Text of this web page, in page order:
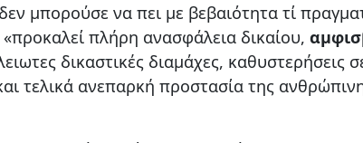
μπορούσε να πει με βεβαιότητα τί
πλήρη ανασφάλεια δικαίου,
δικαστικές διαμάχες, καθυστερήσεις
τελικά ανεπαρκή προστασία της